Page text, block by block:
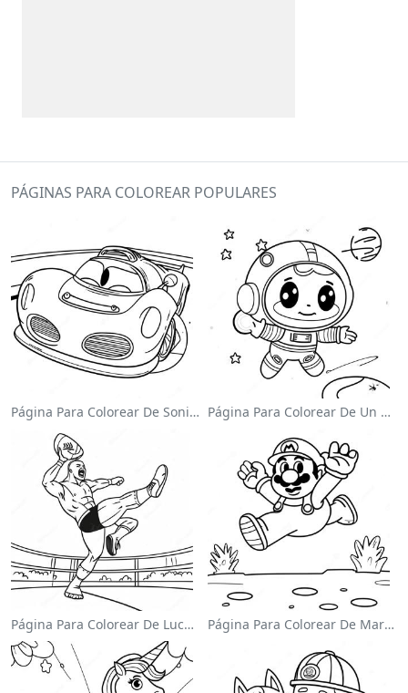
PÁGINAS PARA COLOREAR POPULARES
Página Para Colorear De Sonic El Velocista Página Para Colorear De Un Astronauta Lindo Flotando En El Espacio
Página Para Colorear De Luchador De Wwe Saltando Sobre Oponente Página Para Colorear De Mario Saltando Sobre Goombas